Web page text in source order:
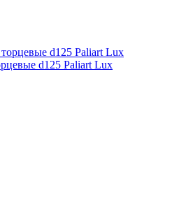
d125 Paliart Lux